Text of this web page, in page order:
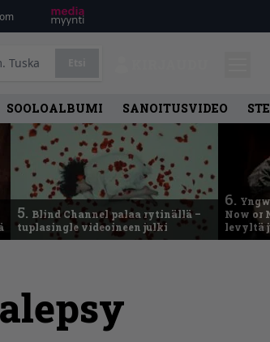
SOOLOALBUMI SANOITUSVIDEO
5. Blind Channel palaa rytinällä –
tuplasingle videoineen julki
6.
Now or
levyltä